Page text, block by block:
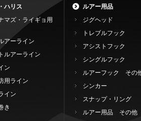
ハリス
マズ・ライギョ用
アーライン
ルアーライン
ン
用ライン
イン
き
ルアー用品
ジグヘッド
トレブルフック
アシストフック
シングルフック
ルアーフック その
シンカー
スナップ・リング
ルアー用品 その他